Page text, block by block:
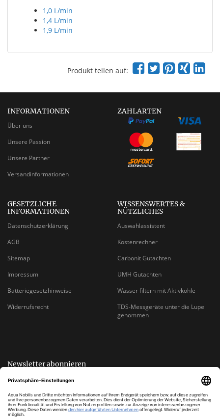
1,0 L/min
1,4 L/min
1,9 L/min
Produkt teilen auf:
INFORMATIONEN
Über uns
Unsere Passion
Unsere Partner
Versandinformationen
ZAHLARTEN
GESETZLICHE
INFORMATIONEN
Datenschutzerklärung
AGB
Sitemap
Impressum
Batteriegesetzhinweise
Widerrufsrecht
WISSENSWERTES &
NÜTZLICHES
Auswahlassistent
Kostenrechner
Carbonit Gutachten
UMH Gutachten
Wasser filtern mit Aktivkohle
TDS-Messgeräte unter die Lupe
genommen
Newsletter abonnieren
EMAIL-
ADRESSE